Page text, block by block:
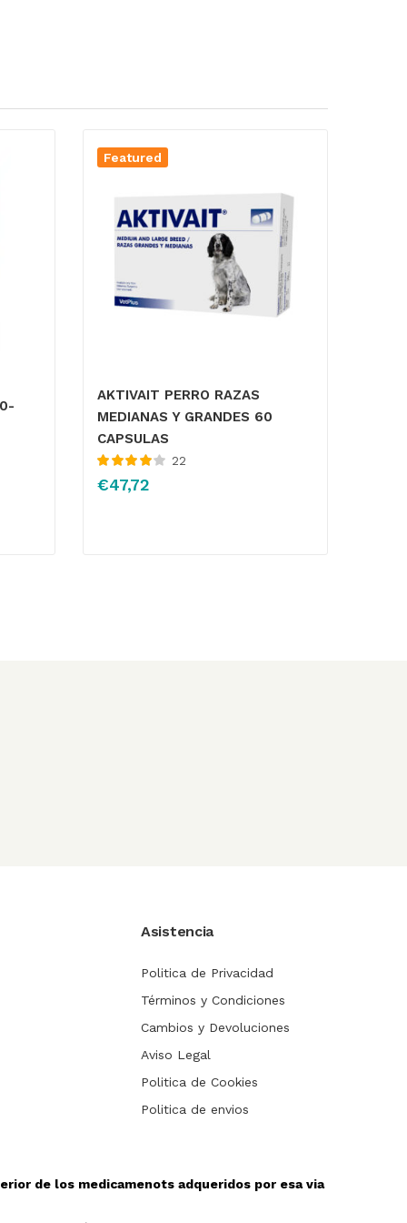
Featured
AKTIVAIT PERRO RAZAS
MEDIANAS Y GRANDES 60
CAPSULAS
con4.14 de
22
€47,72
Asistencia
Politica de Privacidad
Términos y Condiciones
Cambios y Devoluciones
Aviso Legal
Politica de Cookies
Politica de envios
de los medicamenots adqueridos por esa via